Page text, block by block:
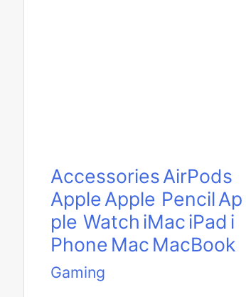
AccessoriesAirPods
AppleApple PencilAp
ple Watch iMaciPad i
Phone Mac MacBook
Gaming